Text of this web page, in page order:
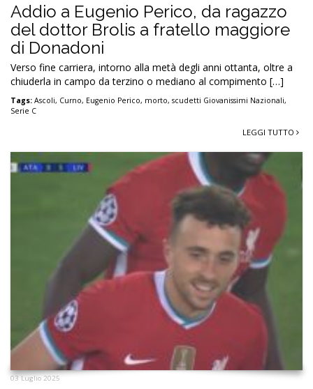
Addio a Eugenio Perico, da ragazzo
del dottor Brolis a fratello maggiore
di Donadoni
Verso fine carriera, intorno alla metà degli anni ottanta, oltre a
chiuderla in campo da terzino o mediano al compimento […]
Tags: Ascoli, Curno, Eugenio Perico, morto, scudetti Giovanissimi Nazionali,
Serie C
LEGGI TUTTO
03 Luglio 2025